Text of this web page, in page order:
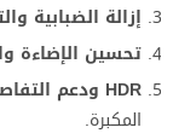
إزالة الضبابية
تحسين الإضاءة
HDR ودعم التفاصيل الدقيقة:
المكبرة.